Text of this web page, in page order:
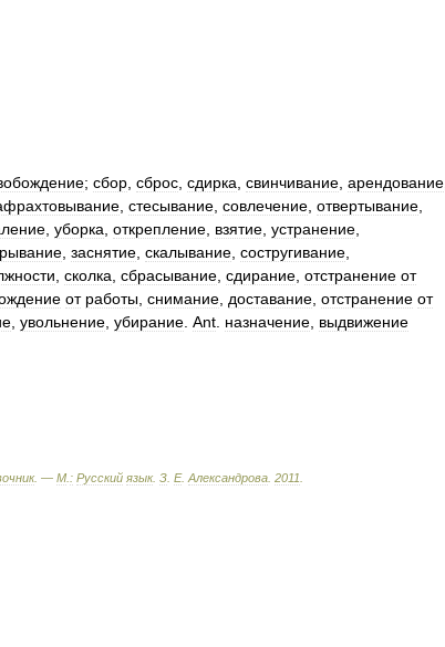
; сбор сброс сдирка свинчивание арендование
стесывание совлечение отвертывание
уборка открепление взятие устранение
заснятие скалывание состругивание
сколка сбрасывание сдирание отстранение от
от работы снимание доставание отстранение от
увольнение убирание Ant назначение выдвижение
. — М : Русский язык. З Е. Александрова 2011